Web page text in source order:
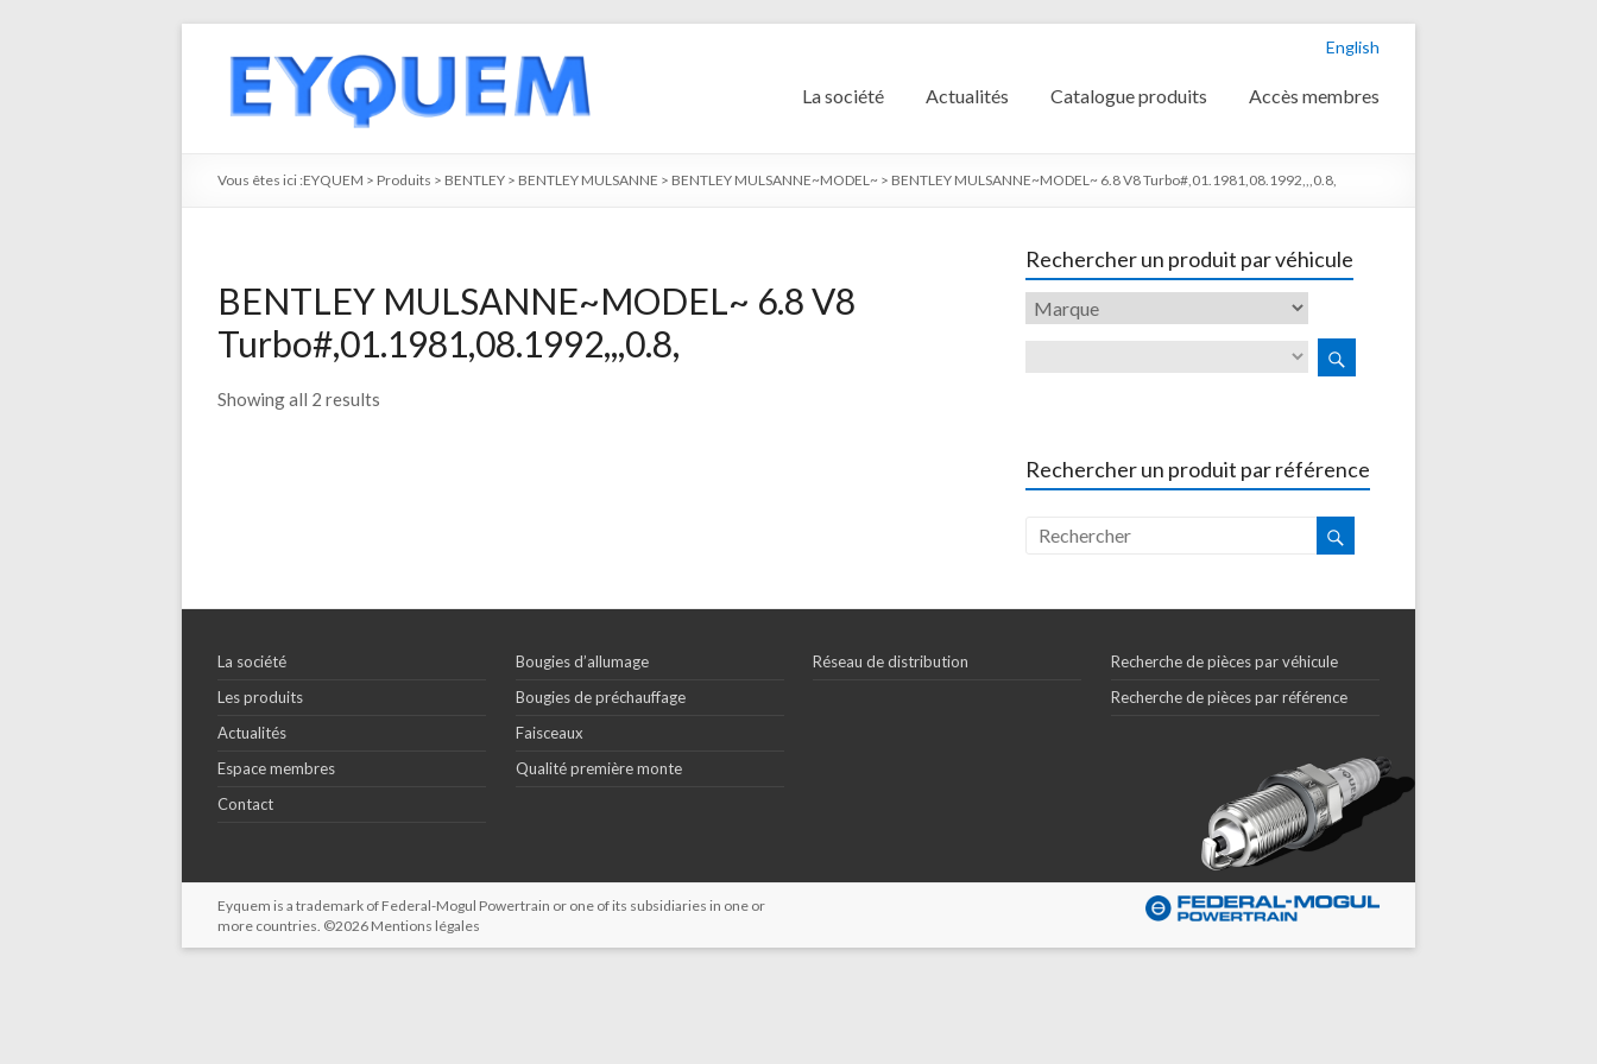
English
La société Actualités Catalogue produits Accès membres
Vous êtes ici :EYQUEM > Produits > BENTLEY > BENTLEY MULSANNE > BENTLEY MULSANNE~MODEL~ > BENTLEY MULSANNE~MODEL~ 6.8 V8 Turbo#,01.1981,08.1992,,,0.8,
BENTLEY MULSANNE~MODEL~ 6.8 V8
Turbo#,01.1981,08.1992,,,0.8,
Showing all 2 results
Rechercher un produit par véhicule
Rechercher un produit par référence
La société
Les produits
Actualités
Espace membres
Contact
Bougies d’allumage
Bougies de préchauffage
Faisceaux
Qualité première monte
Réseau de distribution
Recherche de pièces par véhicule
Recherche de pièces par référence
Eyquem is a trademark of Federal-Mogul Powertrain or one of its subsidiaries in one or
more countries. ©2026 Mentions légales